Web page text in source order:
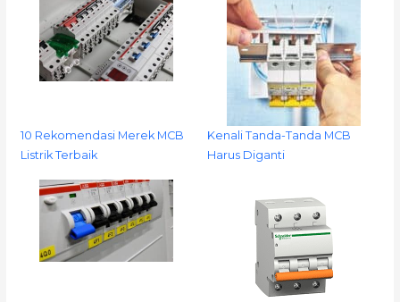
10 Rekomendasi Merek MCB
Listrik Terbaik
Kenali Tanda-Tanda MCB
Harus Diganti